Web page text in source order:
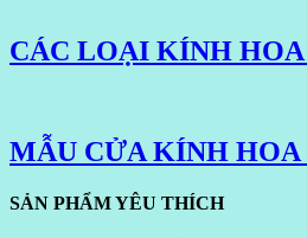
CÁC LOẠI KÍNH
MẪU CỬA KÍNH
SẢN PHẨM YÊU THÍCH